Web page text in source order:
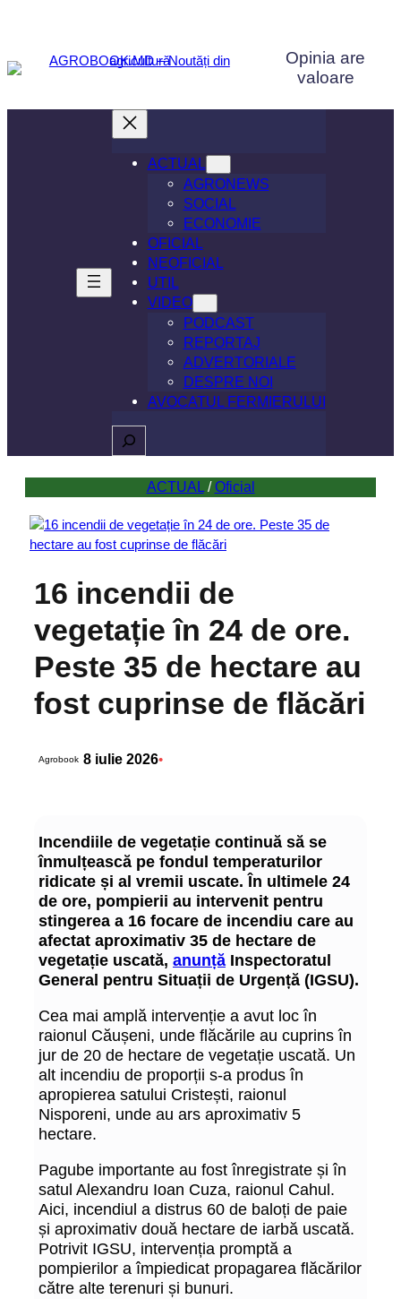
conținut
Opinia are
valoare
ACTUAL
AGRONEWS
SOCIAL
ECONOMIE
OFICIAL
NEOFICIAL
UTIL
VIDEO
PODCAST
REPORTAJ
ADVERTORIALE
DESPRE NOI
AVOCATUL FERMIERULUI
Caută
ACTUAL / Oficial
16 incendii de
vegetație în 24 de ore.
Peste 35 de hectare au
fost cuprinse de flăcări
Agrobook 8 iulie 2026•
Incendiile de vegetație continuă să se
înmulțească pe fondul temperaturilor
ridicate și al vremii uscate. În ultimele 24
de ore, pompierii au intervenit pentru
stingerea a 16 focare de incendiu care au
afectat aproximativ 35 de hectare de
vegetație uscată, anunță Inspectoratul
General pentru Situații de Urgență (IGSU).
Cea mai amplă intervenție a avut loc în
raionul Căușeni, unde flăcările au cuprins în
jur de 20 de hectare de vegetație uscată. Un
alt incendiu de proporții s-a produs în
apropierea satului Cristești, raionul
Nisporeni, unde au ars aproximativ 5
hectare.
Pagube importante au fost înregistrate și în
satul Alexandru Ioan Cuza, raionul Cahul.
Aici, incendiul a distrus 60 de baloți de paie
și aproximativ două hectare de iarbă uscată.
Potrivit IGSU, intervenția promptă a
pompierilor a împiedicat propagarea flăcărilor
către alte terenuri și bunuri.